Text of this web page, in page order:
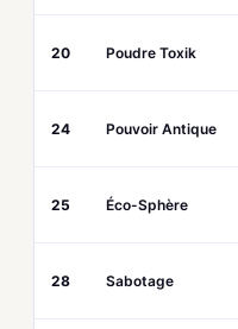
20 Poudre Toxik
24 Pouvoir Antique
25 Éco-Sphère
28 Sabotage